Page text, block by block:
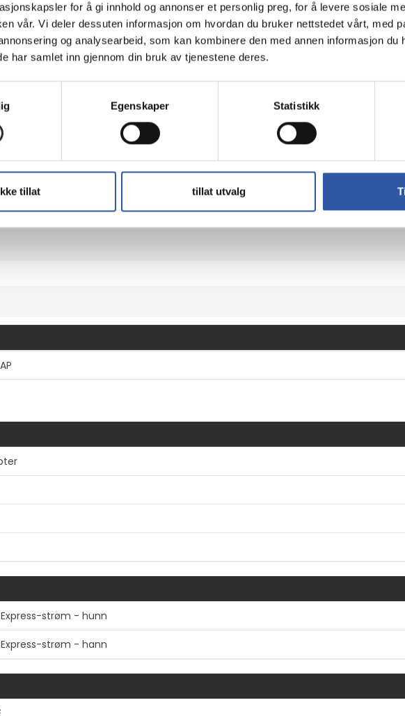
for å gi innhold og annonser et personlig preg, for å levere sosiale
vår. Vi deler dessuten informasjon om hvordan du bruker nettstedet vårt, med
og analysearbeid, som kan kombinere den med annen informasjon du
har samlet inn gjennom din bruk av tjenestene deres.
Egenskaper Statistikk
tillat tillat utvalg
connection on the Power Supply to 8-pin ATI and NVidia video cards. The
6-pin PCI Express power connection provided by the computer power supply
to 8 pin power adapter eliminates the expense of upgrading a computer power
8 pin power specifications
safety
PCI Express power connector on one end and an 8 pin PCI Express power
of systems.
ensuring compliance with environmental regulations, making it a
strøm - hunn
strøm - hann